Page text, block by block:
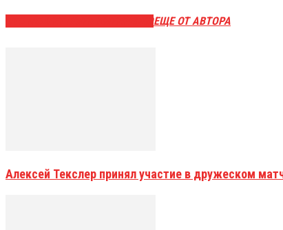
ЕЩЕ ОТ АВТОРА
Алексей Текслер принял участие в дружеском